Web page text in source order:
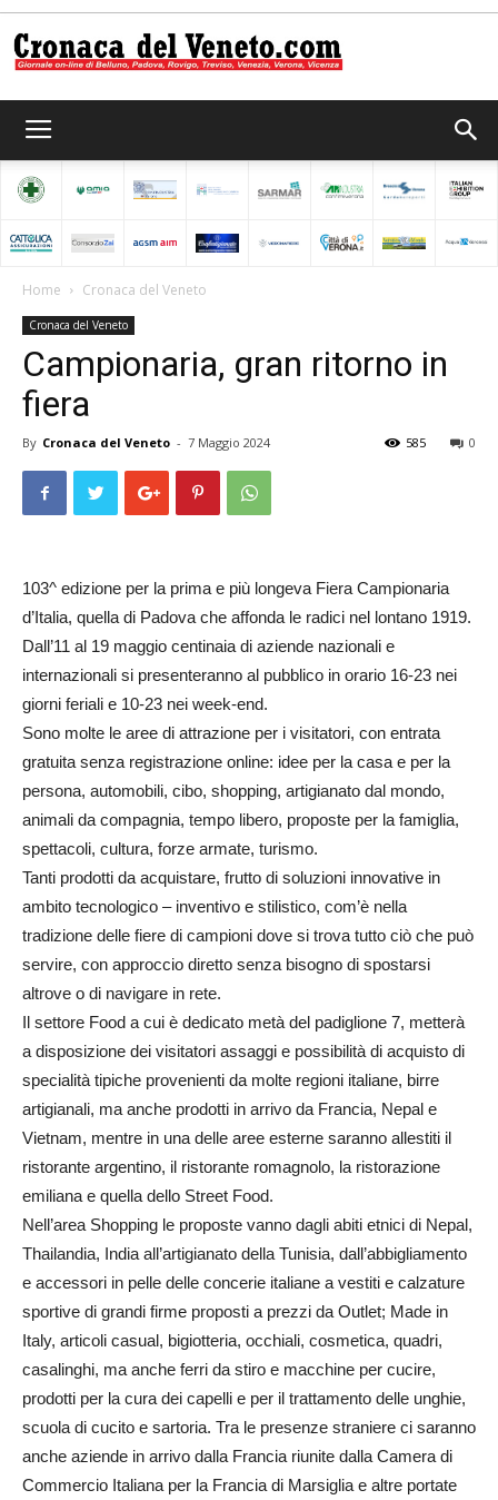
del
Home Cronaca del Veneto
Cronaca del Veneto
Campionaria, gran ritorno in
fiera
By Cronaca del Veneto - 7 Maggio 2024 0
585
103^ edizione per la prima e più longeva Fiera Campionaria
d’Italia, quella di Padova che affonda le radici nel lontano 1919.
Dall’11 al 19 maggio centinaia di aziende nazionali e
internazionali si presenteranno al pubblico in orario 16-23 nei
giorni feriali e 10-23 nei week-end.
Sono molte le aree di attrazione per i visitatori, con entrata
gratuita senza registrazione online: idee per la casa e per la
persona, automobili, cibo, shopping, artigianato dal mondo,
animali da compagnia, tempo libero, proposte per la famiglia,
spettacoli, cultura, forze armate, turismo.
Tanti prodotti da acquistare, frutto di soluzioni innovative in
ambito tecnologico – inventivo e stilistico, com’è nella
tradizione delle fiere di campioni dove si trova tutto ciò che può
servire, con approccio diretto senza bisogno di spostarsi
altrove o di navigare in rete.
Il settore Food a cui è dedicato metà del padiglione 7, metterà
a disposizione dei visitatori assaggi e possibilità di acquisto di
specialità tipiche provenienti da molte regioni italiane, birre
artigianali, ma anche prodotti in arrivo da Francia, Nepal e
Vietnam, mentre in una delle aree esterne saranno allestiti il
ristorante argentino, il ristorante romagnolo, la ristorazione
emiliana e quella dello Street Food.
Nell’area Shopping le proposte vanno dagli abiti etnici di Nepal,
Thailandia, India all’artigianato della Tunisia, dall’abbigliamento
e accessori in pelle delle concerie italiane a vestiti e calzature
sportive di grandi firme proposti a prezzi da Outlet; Made in
Italy, articoli casual, bigiotteria, occhiali, cosmetica, quadri,
casalinghi, ma anche ferri da stiro e macchine per cucire,
prodotti per la cura dei capelli e per il trattamento delle unghie,
scuola di cucito e sartoria. Tra le presenze straniere ci saranno
anche aziende in arrivo dalla Francia riunite dalla Camera di
Commercio Italiana per la Francia di Marsiglia e altre portate